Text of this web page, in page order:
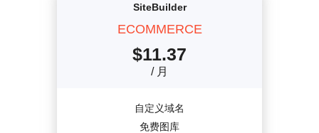
SiteBuilder
ECOMMERCE
$11.37
/ 月
自定义域名
免费图库